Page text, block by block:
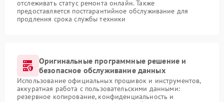
отслеживать статус ремонта онлайн. Также
предоставляется постгарантийное обслуживание для
продления срока службы техники
Оригинальные программные решение и
безопасное обслуживание данных
Использование официальных прошивок и инструментов,
аккуратная работа с пользовательскими данными:
резервное копирование, конфиденциальность и